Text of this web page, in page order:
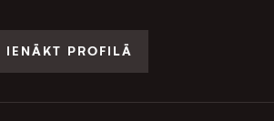
IENĀKT PROFILĀ